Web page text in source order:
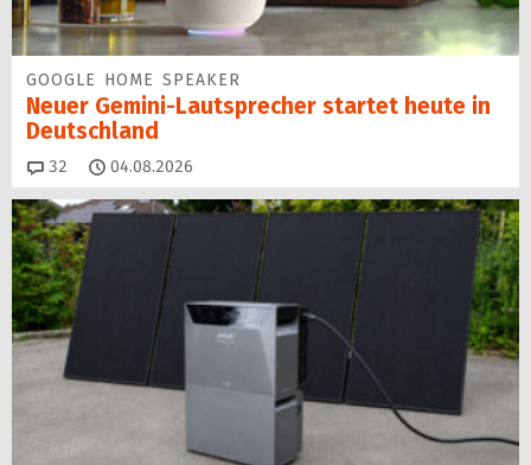
GOOGLE HOME SPEAKER
Neuer Gemini-Laut­spre­cher startet heu­te in
Deutschland
32 Kommentare
04.08.2026